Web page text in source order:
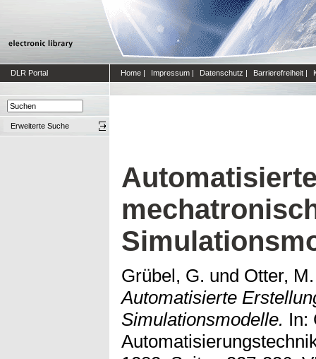
DLR Portal Home | Impressum | Datenschutz | Barrierefreiheit |
Erweiterte Suche
Grübel, G. und Otter, M.
Automatisierte
Simulationsmodelle. In: